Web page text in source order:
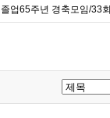
졸업65주년 경축모임/33회